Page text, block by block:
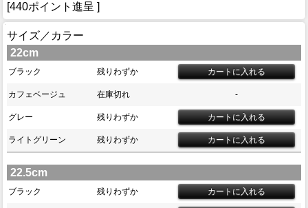
[440ポイント進呈 ]
サイズ／カラー
22cm
ブラック 残りわずか
カフェベージュ 在庫切れ -
グレー 残りわずか
ライトグリーン 残りわずか
22.5cm
ブラック 残りわずか